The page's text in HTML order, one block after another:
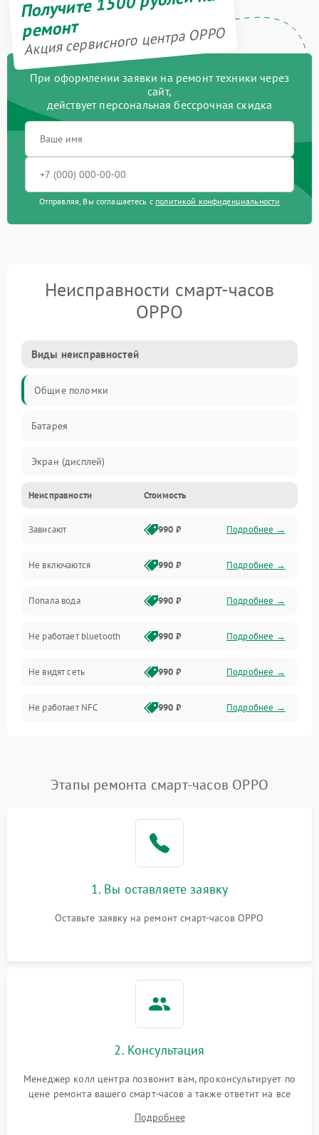
ремонт
Акция сервисного центра OPPO
При оформлении заявки на ремонт техники через
сайт,
действует персональная бессрочная скидка
Отправляя, Вы соглашаетесь с политикой конфиденциальности
Неисправности смарт-часов
OPPO
Виды неисправностей
Общие поломки
Батарея
Экран (дисплей)
Электропитание
Датчики
Связь
Дисплей
Разговор (микрофон, динамик)
Неисправности Стоимость
Зависают 990 ₽ Подробнее →
Не включаются 990 ₽ Подробнее →
Попала вода 990 ₽ Подробнее →
Не работает bluetooth 990 ₽ Подробнее →
Не видят сеть 990 ₽ Подробнее →
Не работает NFC 990 ₽ Подробнее →
Этапы ремонта смарт-часов OPPO
1. Вы оставляете заявку
Оставьте заявку на ремонт смарт-часов OPPO
2. Консультация
Менеджер колл центра позвонит вам, проконсультирует по
цене ремонта вашего смарт-часов а также ответит на все
Подробнее